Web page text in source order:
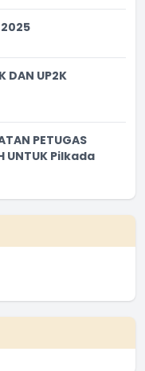
2025
DAN UP2K
PETUGAS
UNTUK Pilkada